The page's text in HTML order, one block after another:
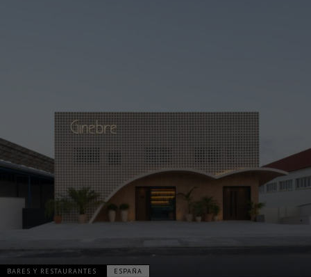
BARES Y RESTAURANTES ESPAÑA